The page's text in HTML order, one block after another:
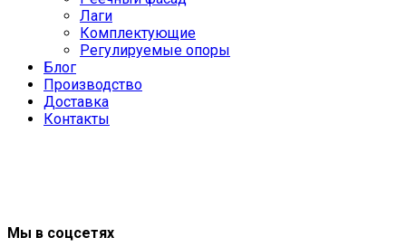
Лаги
Комплектующие
Регулируемые опоры
Блог
Производство
Доставка
Контакты
Мы в соцсетях